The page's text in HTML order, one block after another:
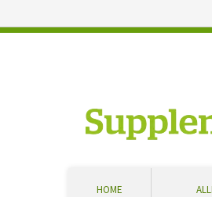
HOME
Professioneel advies en